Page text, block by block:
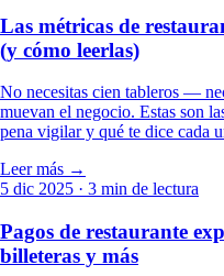
Las métricas de
(y cómo leerlas)
No necesitas cien tableros —
muevan el negocio. Estas son
pena vigilar y qué te dice cada
Leer más →
5 dic 2025 · 3 min de lectura
Pagos de restaurante
billeteras y más